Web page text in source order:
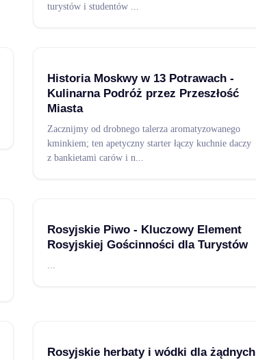
turystów i studentów
Historia Moskwy w 13 Potrawach -
Kulinarna Podróż przez Przeszłość
Miasta
Zacznijmy od drobnego talerza aromatyzowanego
kminkiem; ten apetyczny starter łączy kuchnie daczy
z bankietami carów i n...
Rosyjskie Piwo - Kluczowy Element
Rosyjskiej Gościnności dla Turystów
...
Rosyjskie herbaty i wódki dla żądnych